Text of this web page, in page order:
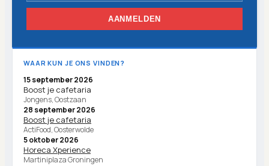
AANMELDEN
WAAR KUN JE ONS VINDEN?
15 september 2026
Boost je cafetaria
Jongens, Oostzaan
28 september 2026
Boost je cafetaria
ActiFood, Oosterwolde
5 oktober 2026
Horeca Xperience
Martiniplaza Groningen